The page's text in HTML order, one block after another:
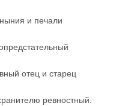
и печали
отец и старец
ревностный.